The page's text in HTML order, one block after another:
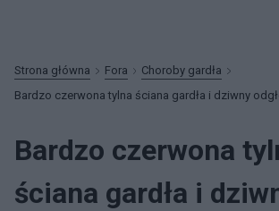
Strona główna Fora
Choroby gardła
Bardzo czerwona tylna ściana gardła i dziwny
Bardzo czerwona
ściana gardła i